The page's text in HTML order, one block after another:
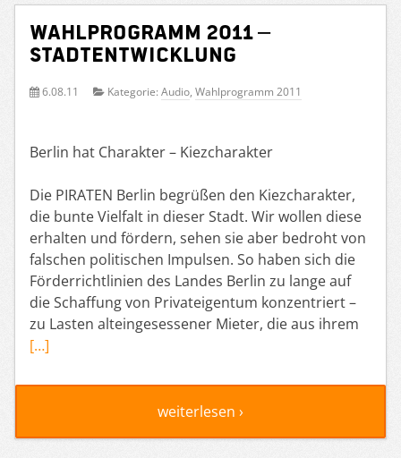
Wahlprogramm 2011 –
Stadtentwicklung
6.08.11 Kategorie: Audio, Wahlprogramm 2011
Berlin hat Charakter – Kiezcharakter
Die PIRATEN Berlin begrüßen den Kiezcharakter,
die bunte Vielfalt in dieser Stadt. Wir wollen diese
erhalten und fördern, sehen sie aber bedroht von
falschen politischen Impulsen. So haben sich die
Förderrichtlinien des Landes Berlin zu lange auf
die Schaffung von Privateigentum konzentriert –
zu Lasten alteingesessener Mieter, die aus ihrem
[…]
weiterlesen ›